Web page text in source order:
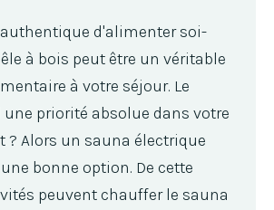
authentique d'alimenter soi-
à bois peut être un véritable
à votre séjour. Le
priorité absolue dans votre
? Alors un sauna électrique
bonne option. De cette
peuvent chauffer le sauna